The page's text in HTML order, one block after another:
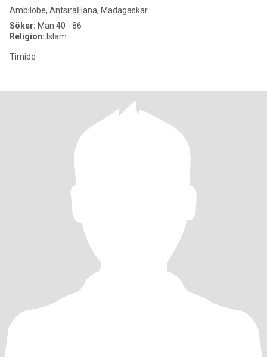
Ambilobe, AntsiraḤana, Madagaskar
Söker: Man 40 - 86
Religion: Islam
Timide